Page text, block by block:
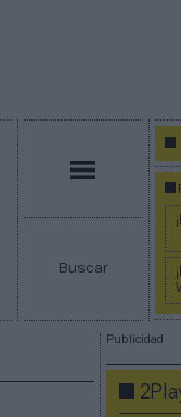
Buscar
Publicidad